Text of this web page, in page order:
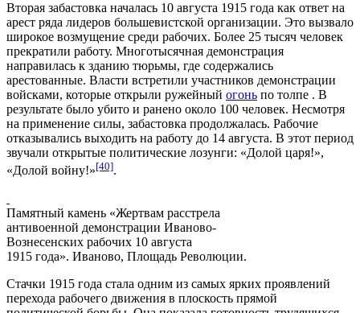
Вторая забастовка началась 10 августа 1915 года как ответ на
арест ряда лидеров большевистской организации. Это вызвало
широкое возмущение среди рабочих. Более 25 тысяч человек
прекратили работу. Многотысячная демонстрация
направилась к зданию тюрьмы, где содержались
арестованные. Власти встретили участников демонстрации
войсками, которые открыли ружейный огонь по толпе . В
результате было убито и ранено около 100 человек. Несмотря
на применение силы, забастовка продолжалась. Рабочие
отказывались выходить на работу до 14 августа. В этот период
звучали открытые политические лозунги: «Долой царя!»,
«Долой войну!»[40].
Памятный камень «Жертвам расстрела
антивоенной демонстрации Иваново-
Вознесенских рабочих 10 августа
1915 года». Иваново, Площадь Революции.
Стачки 1915 года стала одним из самых ярких проявлений
перехода рабочего движения в плоскость прямой